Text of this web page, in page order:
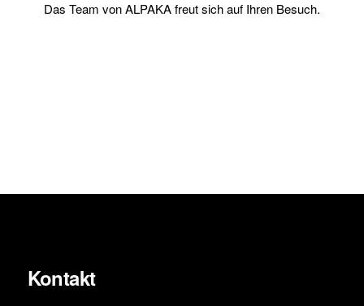
Das Team von ALPAKA freut sich auf Ihren Besuch.
Kontakt